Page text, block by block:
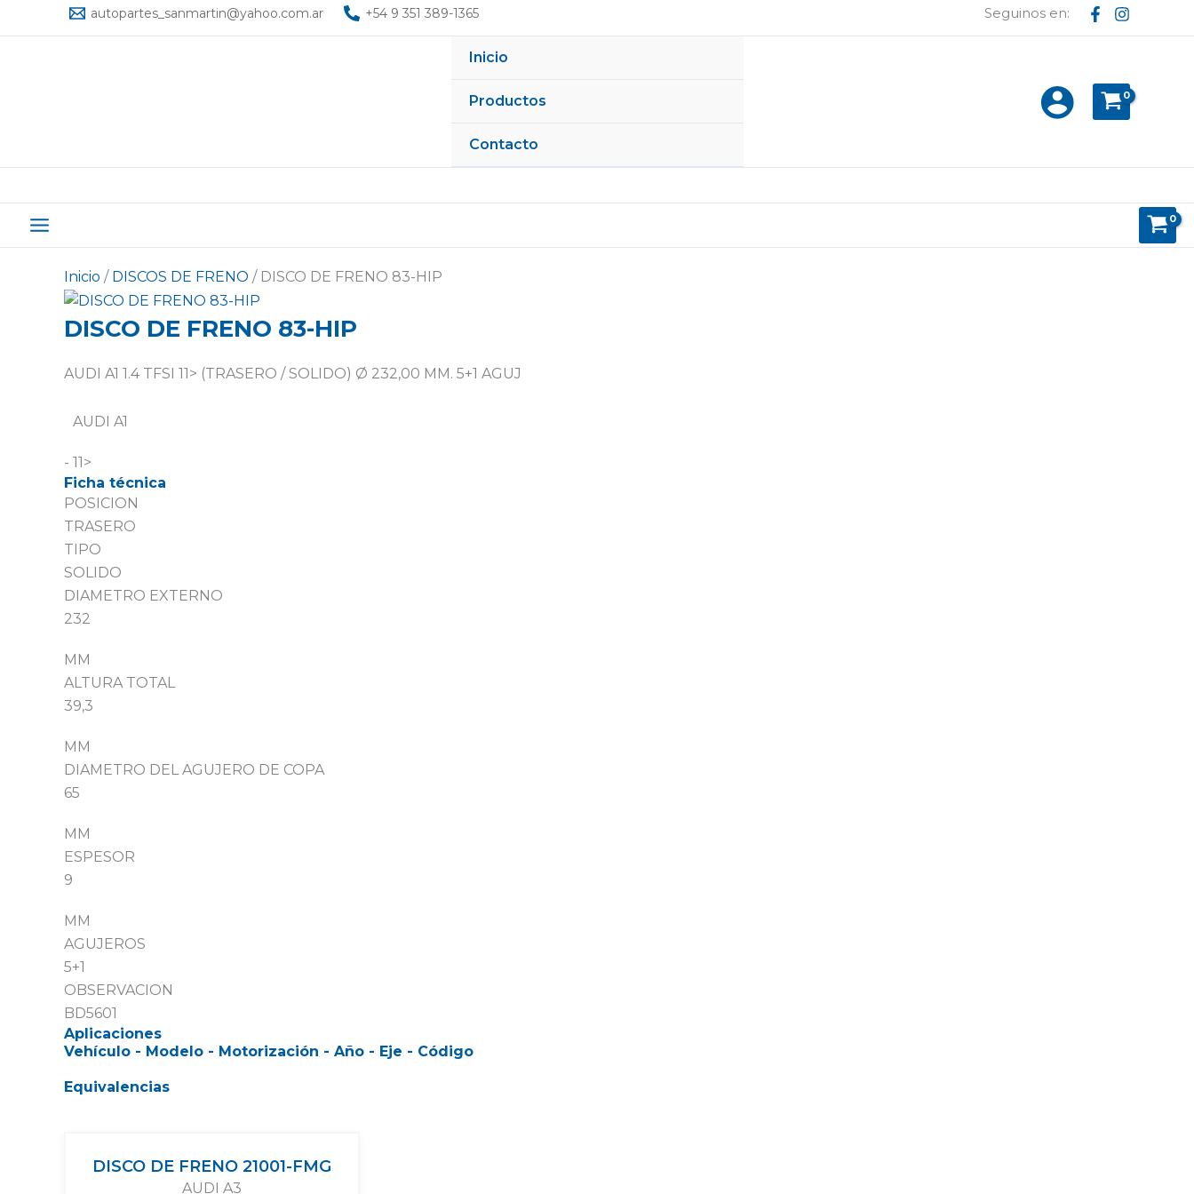
al
autopartes_sanmartin@yahoo.com.ar +54 9 351 389-1365 Seguinos en:
Inicio
Productos
Contacto
Inicio / DISCOS DE FRENO / DISCO DE FRENO 83-HIP
DISCO DE FRENO 83-HIP
AUDI A1 1.4 TFSI 11> (TRASERO / SOLIDO) Ø 232,00 MM. 5+1 AGUJ
AUDI A1
- 11>
Ficha técnica
POSICION
TRASERO
TIPO
SOLIDO
DIAMETRO EXTERNO
232
MM
ALTURA TOTAL
39,3
MM
DIAMETRO DEL AGUJERO DE COPA
65
MM
ESPESOR
9
MM
AGUJEROS
5+1
OBSERVACION
BD5601
Aplicaciones
Vehículo - Modelo - Motorización - Año - Eje - Código
Equivalencias
DISCO DE FRENO 21001-FMG
AUDI A3